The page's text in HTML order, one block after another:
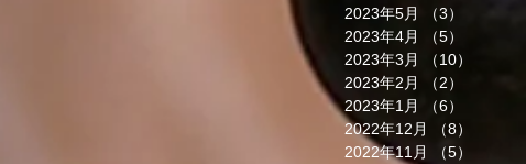
2023年5月
（3）
2023年4月
（5）
2023年3月
（10）
2023年2月
（2）
2023年1月
（6）
2022年12月
（8）
2022年11月
（5）